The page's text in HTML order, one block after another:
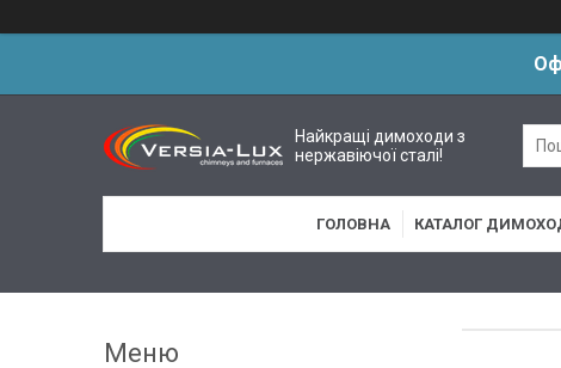
Найкращі димоходи з
нержавіючої сталі!
ГОЛОВНА КАТАЛОГ